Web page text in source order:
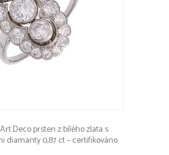
Deco prsten z bílého zlata s
diamanty 0,87 ct – certifikováno